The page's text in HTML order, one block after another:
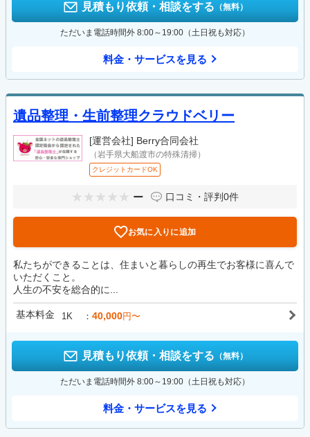
見積もり依頼・相談をする （無料）
ただいま電話時間外 8:00～19:00（土日祝も対応）
料金・サービスを見る
遺品整理・生前整理クラウドベリー
[運営会社] Berry合同会社
（岩手県大船渡市の特殊清掃）
クレジットカードOK
ー 口コミ・評判0件
お気に入りに追加
私たちができることは、住まいと暮らしの再生でお客様に喜んで
いただくこと。
人生の不安を総合的に...
基本料金 1K 40,000円〜
見積もり依頼・相談をする （無料）
ただいま電話時間外 8:00～19:00（土日祝も対応）
料金・サービスを見る